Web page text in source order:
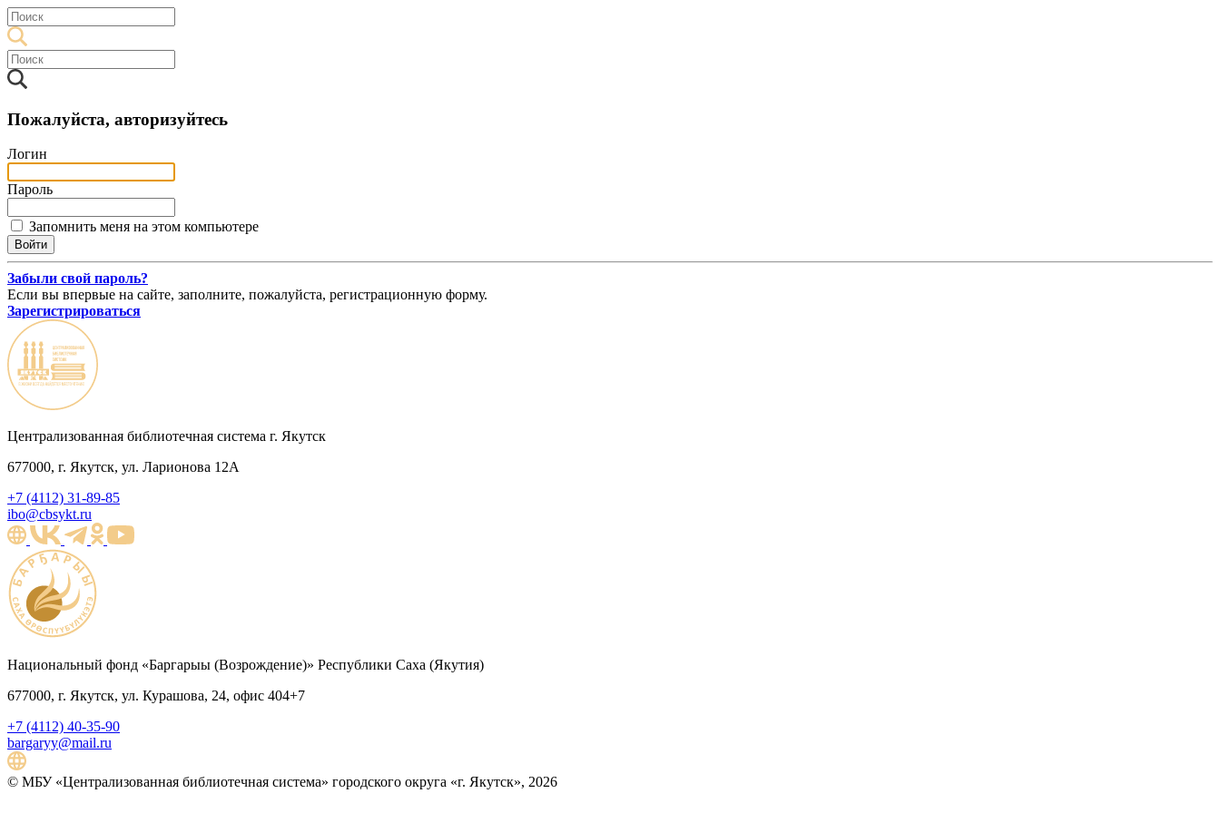
Пожалуйста, авторизуйтесь
Логин
Пароль
Запомнить меня на этом компьютере
Забыли свой пароль?
Если вы впервые на сайте, заполните, пожалуйста, регистрационную форму.
Зарегистрироваться
Централизованная библиотечная система г. Якутск
677000, г. Якутск, ул. Ларионова 12А
+7 (4112) 31-89-85
ibo@cbsykt.ru
Национальный фонд «Баргарыы (Возрождение)» Республики Саха (Якутия)
677000, г. Якутск, ул. Курашова, 24, офис 404+7
+7 (4112) 40-35-90
bargaryy@mail.ru
© МБУ «Централизованная библиотечная система» городского округа «г. Якутск», 2026